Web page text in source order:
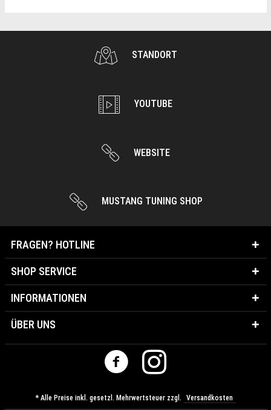
STANDORT
YOUTUBE
WEBSITE
MUSTANG TUNING SHOP
FRAGEN? HOTLINE
SHOP SERVICE
INFORMATIONEN
ÜBER UNS
* Alle Preise inkl. gesetzl. Mehrwertsteuer zzgl. Versandkosten